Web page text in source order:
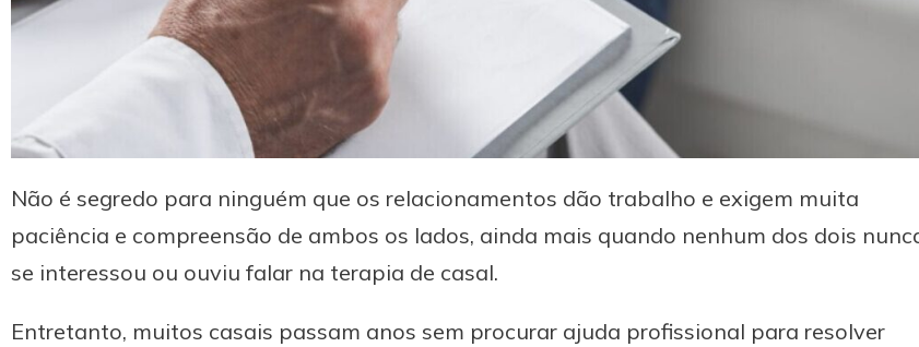
Não é segredo para ninguém que os relacionamentos dão trabalho e exigem muita
paciência e compreensão de ambos os lados, ainda mais quando nenhum dos dois
se interessou ou ouviu falar na terapia de casal.
Entretanto, muitos casais passam anos sem procurar ajuda profissional para resolver